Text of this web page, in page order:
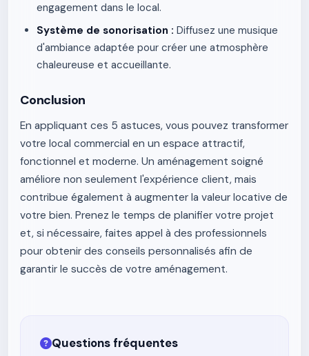
engagement dans le local.
Système de sonorisation : Diffusez une musique
d'ambiance adaptée pour créer une atmosphère
chaleureuse et accueillante.
Conclusion
En appliquant ces 5 astuces, vous pouvez transformer
votre local commercial en un espace attractif,
fonctionnel et moderne. Un aménagement soigné
améliore non seulement l'expérience client, mais
contribue également à augmenter la valeur locative de
votre bien. Prenez le temps de planifier votre projet
et, si nécessaire, faites appel à des professionnels
pour obtenir des conseils personnalisés afin de
garantir le succès de votre aménagement.
Questions fréquentes